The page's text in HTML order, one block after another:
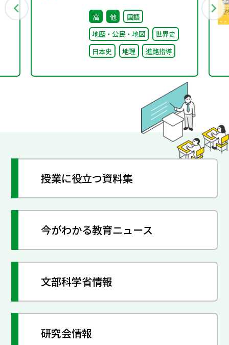
付資料
高 他
国語
地歴・公民・地図
世界史
日本史
地理 進路指導
授業に役立つ資料集
今がわかる教育ニュース
文部科学省情報
研究会情報